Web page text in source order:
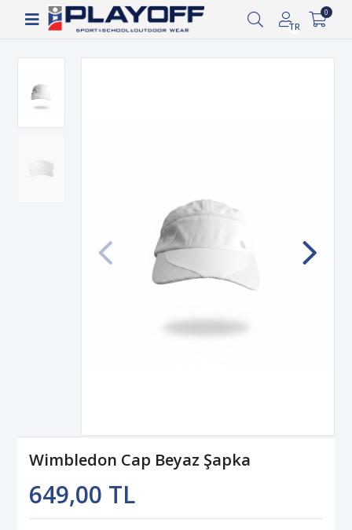
Siparişin 2-8 iş günü arasında kargoya verilecektir.
TR
0
Wimbledon Cap Beyaz Şapka
649,00 TL